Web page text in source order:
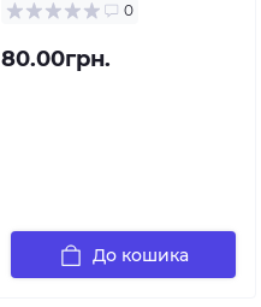
0
80.00грн.
До кошика